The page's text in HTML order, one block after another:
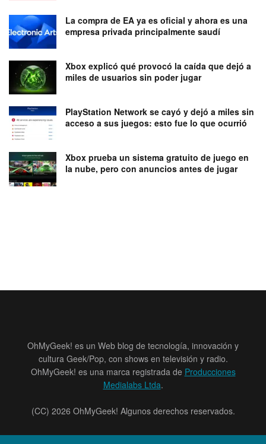
La compra de EA ya es oficial y ahora es una
empresa privada principalmente saudí
Xbox explicó qué provocó la caída que dejó a
miles de usuarios sin poder jugar
PlayStation Network se cayó y dejó a miles sin
acceso a sus juegos: esto fue lo que ocurrió
Xbox prueba un sistema gratuito de juego en
la nube, pero con anuncios antes de jugar
OhMyGeek! es un Web blog de tecnología, innovación y
cultura Geek/Pop, con shows en televisión y radio.
OhMyGeek! es una marca registrada de Producciones
Medialabs Ltda.
(CC) 2026 OhMyGeek! Algunos derechos reservados.